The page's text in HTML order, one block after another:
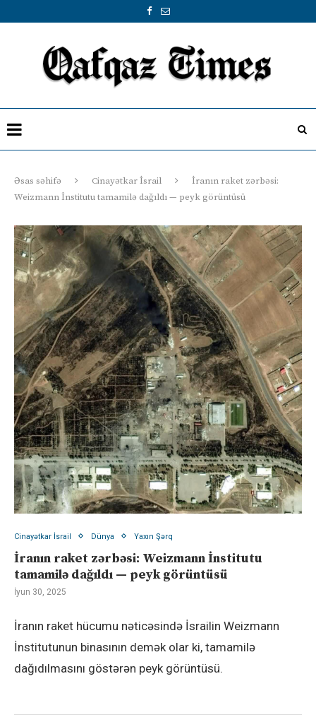
Əsas səhifə Cinayətkar İsrail
İranın raket zərbəsi:
Weizmann İnstitutu tamamilə dağıldı — peyk görüntüsü
Cinayətkar İsrail Dünya Yaxın Şərq
İranın raket zərbəsi: Weizmann İnstitutu
tamamilə dağıldı — peyk görüntüsü
İyun 30, 2025
İranın raket hücumu nəticəsində İsrailin Weizmann
İnstitutunun binasının demək olar ki, tamamilə
dağıdılmasını göstərən peyk görüntüsü.